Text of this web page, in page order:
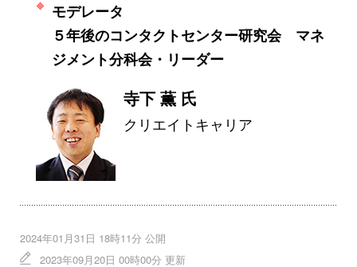
モデレータ
５年後のコンタクトセンター研究会 マネ
ジメント分科会・リーダー
寺下 薫 氏
クリエイトキャリア
2024年01月31日 18時11分 公開
2023年09月20日 00時00分 更新